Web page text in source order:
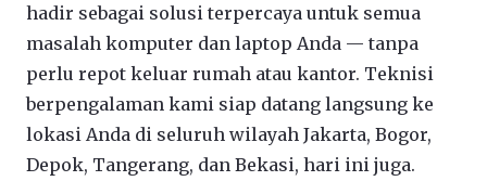
hadir sebagai solusi terpercaya untuk semua
masalah komputer dan laptop Anda — tanpa
perlu repot keluar rumah atau kantor. Teknisi
berpengalaman kami siap datang langsung ke
lokasi Anda di seluruh wilayah Jakarta, Bogor,
Depok, Tangerang, dan Bekasi, hari ini juga.